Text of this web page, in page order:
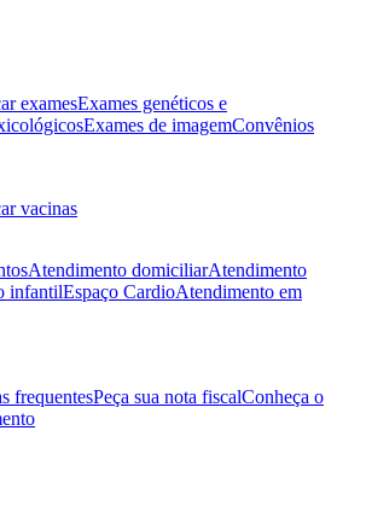
examesExames genéticos e
Exames de imagemConvênios
vacinas
Atendimento domiciliarAtendimento
infantilEspaço CardioAtendimento em
frequentesPeça sua nota fiscalConheça o